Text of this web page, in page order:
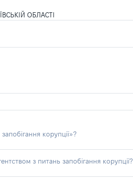
ОБЛАСТІ
корупції»?
з питань запобігання корупції?